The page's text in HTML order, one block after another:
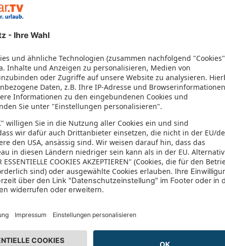
Paket kombiniert werden – das spart Zeit und Geld. Nutzen Sie